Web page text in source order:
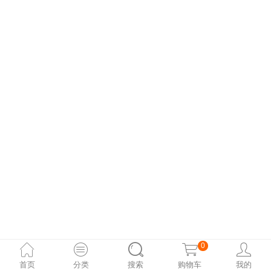
首页 分类 搜索
0
购物车 我的